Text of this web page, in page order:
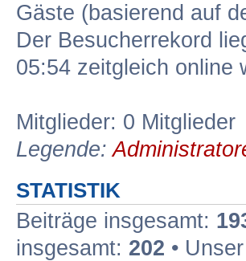
Gäste (basierend auf
Der Besucherrekord
05:54 zeitgleich online
Mitglieder: 0 Mitglieder
Legende:
STATISTIK
Beiträge insgesamt:
insgesamt: 202 •